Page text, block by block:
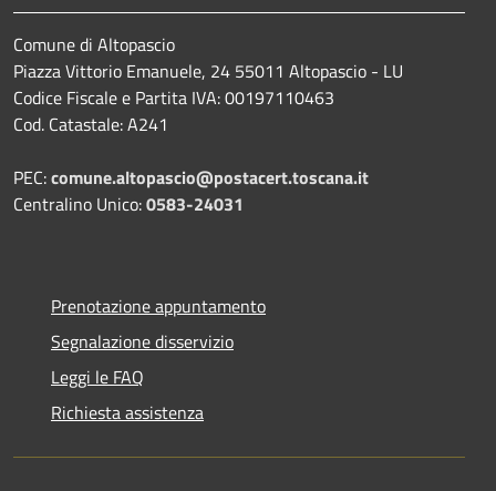
Comune di Altopascio
Piazza Vittorio Emanuele, 24 55011 Altopascio - LU
Codice Fiscale e Partita IVA: 00197110463
Cod. Catastale: A241
PEC:comune.altopascio@postacert.toscana.it
Centralino Unico:0583-24031
Prenotazione appuntamento
Segnalazione disservizio
Leggi le FAQ
Richiesta assistenza